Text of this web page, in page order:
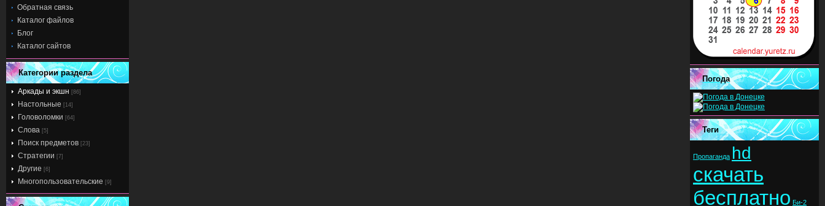
Обратная связь
Каталог файлов
Блог
Каталог сайтов
Категории раздела
Аркады и экшн [86]
Настольные [14]
Головоломки [64]
Слова [5]
Поиск предметов [23]
Стратегии [7]
Другие [6]
Многопользовательские [9]
Погода
Теги
Пропаганда hd
скачать
бесплатно Би-2